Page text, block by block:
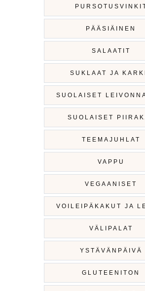
PÄÄSIÄINEN
SALAATIT
SUKLAAT JA
SUOLAISET
SUOLAISET
TEEMAJUHLAT
VAPPU
VEGAANISET
VOILEIPÄKAKUT JA
VÄLIPALAT
YSTÄVÄNPÄIVÄ
GLUTEENITON